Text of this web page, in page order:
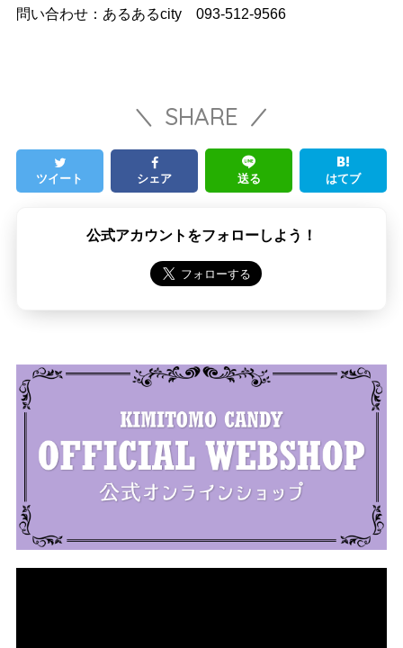
問い合わせ：あるあるcity 093-512-9566
SHARE
ツイート シェア 送る はてブ
公式アカウントをフォローしよう！